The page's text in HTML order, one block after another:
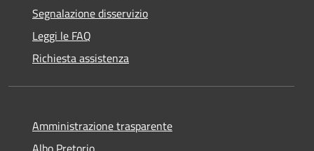
Segnalazione disservizio
Leggi le FAQ
Richiesta assistenza
Amministrazione trasparente